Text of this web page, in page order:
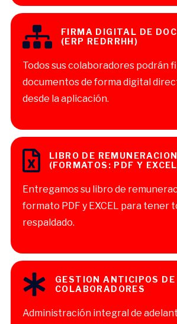
FIRMA DIGITAL DE
(ERP REDRRHH)
Todos sus colaboradores podrán
documentos de forma digital
desde la aplicación.
LIBRO DE
(FORMATOS: PDF Y
Entregamos su libro de
formato PDF y EXCEL para tener
respaldado.
GESTION ANTICIPOS DE
COLABORADORES
Administración integral de